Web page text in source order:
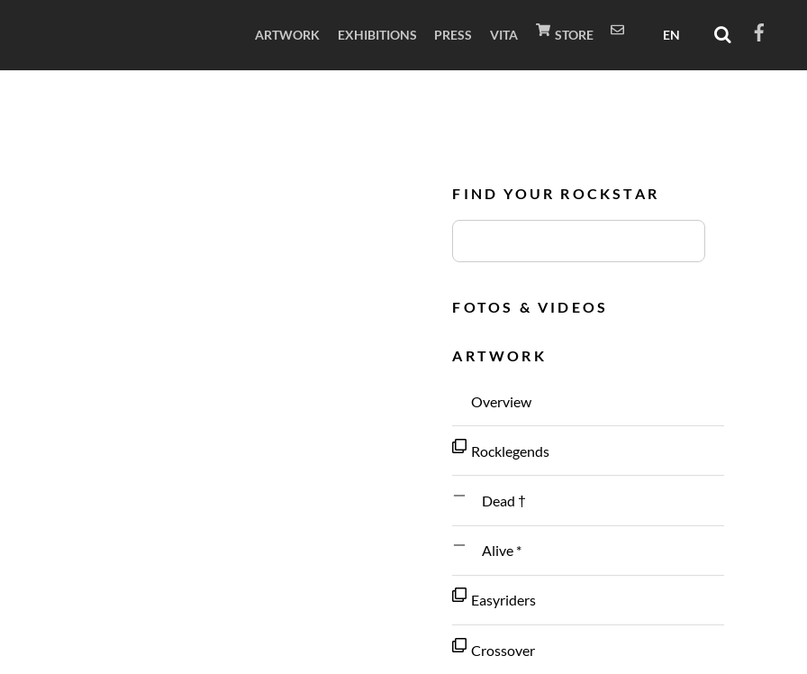
ARTWORK EXHIBITIONS PRESS VITA STORE
FIND YOUR ROCKSTAR
FOTOS & VIDEOS
ARTWORK
Overview
Rocklegends
Dead †
Alive *
Easyriders
Crossover